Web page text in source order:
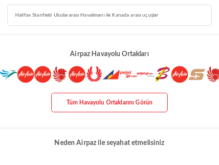
Halifax Stanfield Uluslararası Havalimanı ile Kanada arası uçuşlar
Airpaz Havayolu Ortakları
Tüm Havayolu Ortaklarını Görün
Neden Airpaz ile seyahat etmelisiniz